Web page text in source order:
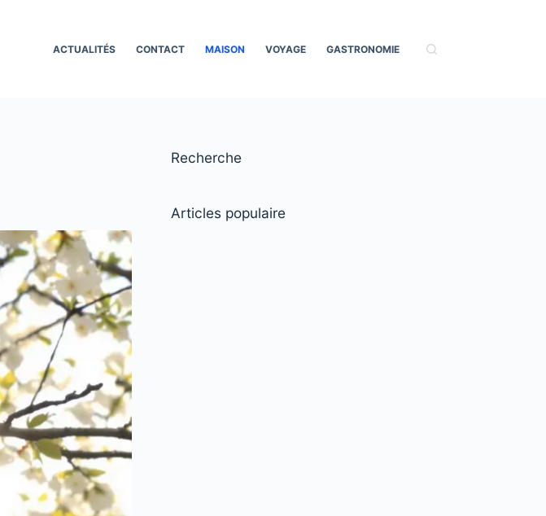
ACTUALITÉS CONTACT MAISON VOYAGE GASTRONOMIE
Recherche
Articles populaire